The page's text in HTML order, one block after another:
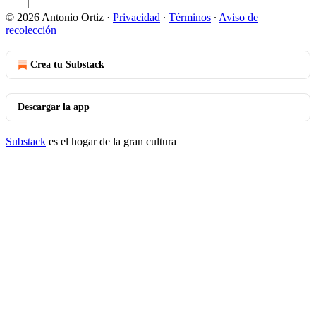
© 2026 Antonio Ortiz · Privacidad ∙ Términos ∙ Aviso de
recolección
Crea tu Substack
Descargar la app
Substack es el hogar de la gran cultura